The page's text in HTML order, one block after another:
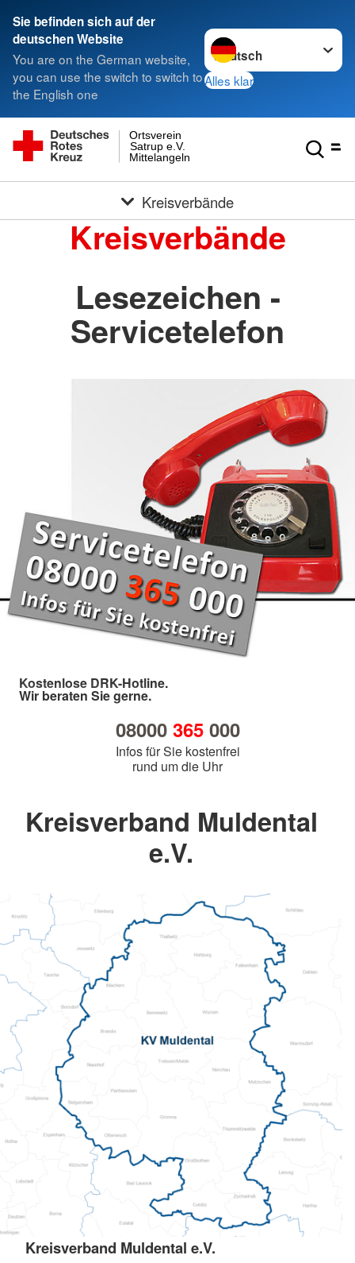
Sie befinden sich auf der
deutschen Website
You are on the German website,
you can use the switch to switch to
the English one
Sprache wechseln zu
Alles klar
Mittelangeln
Satrup e.V.
Ortsverein
Kreisverbände
Kreisverbände
Lesezeichen -
Servicetelefon
Kostenlose DRK-Hotline.
Wir beraten Sie gerne.
08000 365000
Infos für Sie kostenfrei
rund um die Uhr
Kreisverband Muldental
e.V.
Kreisverband Muldental e.V.